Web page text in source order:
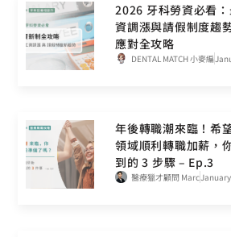
2026 牙科勞資必看
資調漲與請假制度趨
應對全攻略
DENTAL MATCH 小麥編
年後轉職潮來臨！希
領域順利轉職加薪，
到的 3 步驟 – Ep.3
醫療獵才顧問 Marc